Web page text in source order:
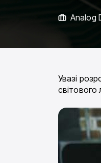
Analog
Увазі
світового